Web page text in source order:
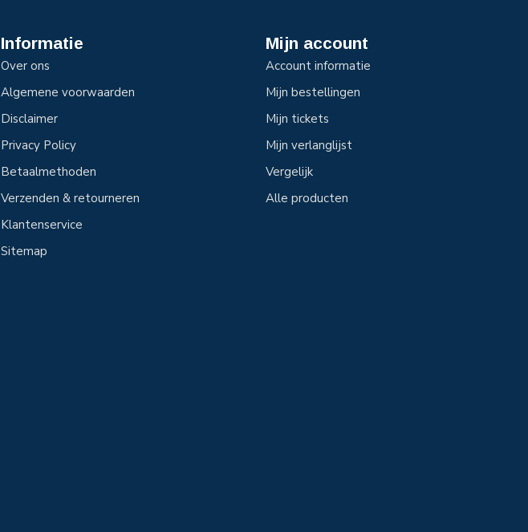
Informatie
Over ons
Algemene voorwaarden
Disclaimer
Privacy Policy
Betaalmethoden
Verzenden & retourneren
Klantenservice
Sitemap
Mijn account
Account informatie
Mijn bestellingen
Mijn tickets
Mijn verlanglijst
Vergelijk
Alle producten